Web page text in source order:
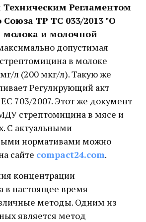
Техническим Регламентом
ТР ТС 033/2013 "О
молока и молочной
допустимая
в молоке
мг/л (200 мкг/л). Такую же
Регулирующий акт
703/2007. Этот же документ
стрептомицина в мясе и
С актуальными
нормативами можно
сайте compact24.com.
концентрации
в настоящее время
методы. Одним из
является метод